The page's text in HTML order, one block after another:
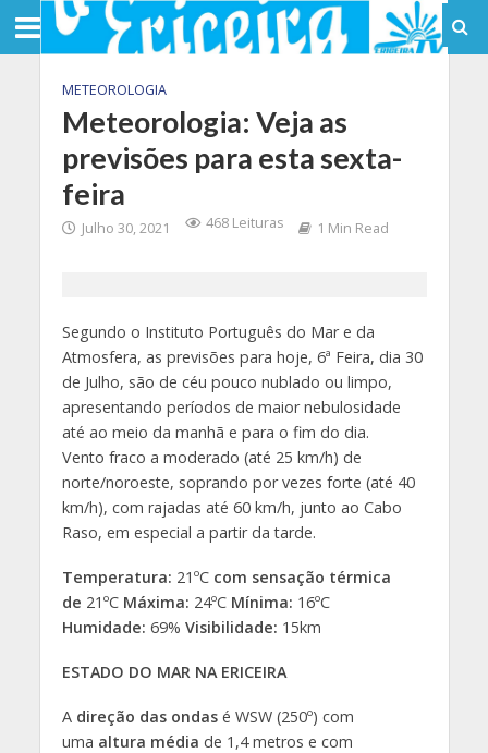
METEOROLOGIA
Meteorologia: Veja as
previsões para esta sexta-
feira
Julho 30, 2021 468 Leituras 1 Min Read
Segundo o Instituto Português do Mar e da
Atmosfera, as previsões para hoje, 6ª Feira, dia 30
de Julho, são de céu pouco nublado ou limpo,
apresentando períodos de maior nebulosidade
até ao meio da manhã e para o fim do dia.
Vento fraco a moderado (até 25 km/h) de
norte/noroeste, soprando por vezes forte (até 40
km/h), com rajadas até 60 km/h, junto ao Cabo
Raso, em especial a partir da tarde.
Temperatura: 21ºC com sensação térmica
de 21ºC Máxima: 24ºC Mínima: 16ºC
Humidade: 69% Visibilidade: 15km
ESTADO DO MAR NA ERICEIRA
A direção das ondasé WSW (250º) com
uma altura média de 1,4 metros e com